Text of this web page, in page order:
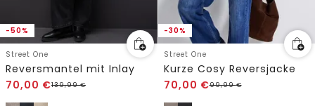
-50%
Street One
Reversmantel mit Inlay
70,00 €139,99€
-30%
Street One
Kurze Cosy Reversjacke
70,00 €99,99€